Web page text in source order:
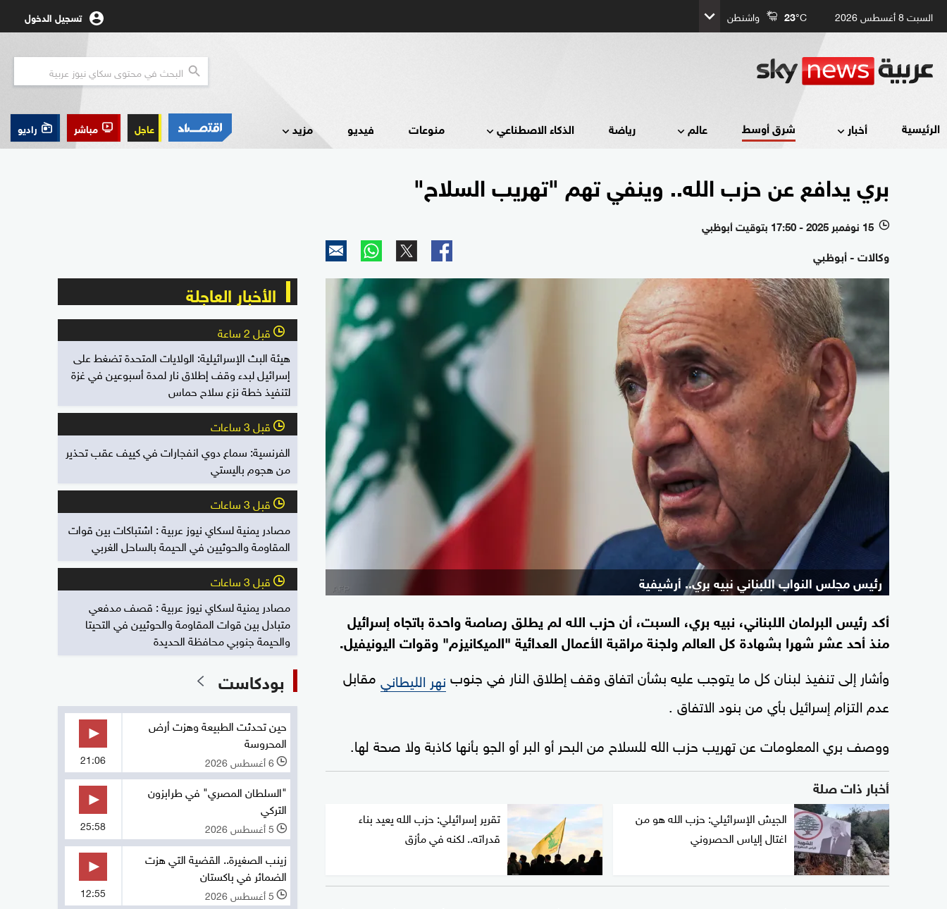
السبت 8 أغسطس 2026 23°C واشنطن تسجيل الدخول
الرئيسية أخبار شرق أوسط عالم رياضة الذكاء الاصطناعي منوعات فيديو مزيد عاجل مباشر راديو
بري يدافع عن حزب الله.. وينفي تهم "تهريب السلاح"
l 15 نوفمبر 2025 - 17:50 بتوقيت أبوظبي
وكالات - أبوظبي
رئيس مجلس النواب اللبناني نبيه بري.. أرشيفية
أكد رئيس البرلمان اللبناني، نبيه بري، السبت، أن حزب الله لم يطلق رصاصة واحدة باتجاه إسرائيل
منذ أحد عشر شهرا بشهادة كل العالم ولجنة مراقبة الأعمال العدائية "الميكانيزم" وقوات اليونيفيل.
وأشار إلى تنفيذ لبنان كل ما يتوجب عليه بشأن اتفاق وقف إطلاق النار في جنوب نهر الليطاني مقابل
عدم التزام إسرائيل بأي من بنود الاتفاق .
ووصف بري المعلومات عن تهريب حزب الله للسلاح من البحر أو البر أو الجو بأنها كاذبة ولا صحة لها.
أخبار ذات صلة
الجيش الإسرائيلي: حزب الله هو من
اغتال إلياس الحصروني
تقرير إسرائيلي: حزب الله يعيد بناء
قدراته.. لكنه في مأزق
الأخبار العاجلة
l قبل 2 ساعة
هيئة البث الإسرائيلية: الولايات المتحدة تضغط على
إسرائيل لبدء وقف إطلاق نار لمدة أسبوعين في غزة
لتنفيذ خطة نزع سلاح حماس
l قبل 3 ساعات
الفرنسية: سماع دوي انفجارات في كييف عقب تحذير
من هجوم باليستي
l قبل 3 ساعات
مصادر يمنية لسكاي نيوز عربية : اشتباكات بين قوات
المقاومة والحوثيين في الحيمة بالساحل الغربي
l قبل 3 ساعات
مصادر يمنية لسكاي نيوز عربية : قصف مدفعي
متبادل بين قوات المقاومة والحوثيين في التحيتا
والحيمة جنوبي محافظة الحديدة
بودكاست
حين تحدثت الطبيعة وهزت أرض
المحروسة
l 6 أغسطس 2026 21:06
"السلطان المصري" في طرابزون
التركي
l 5 أغسطس 2026 25:58
زينب الصغيرة.. القضية التي هزت
الضمائر في باكستان
l 5 أغسطس 2026 12:55